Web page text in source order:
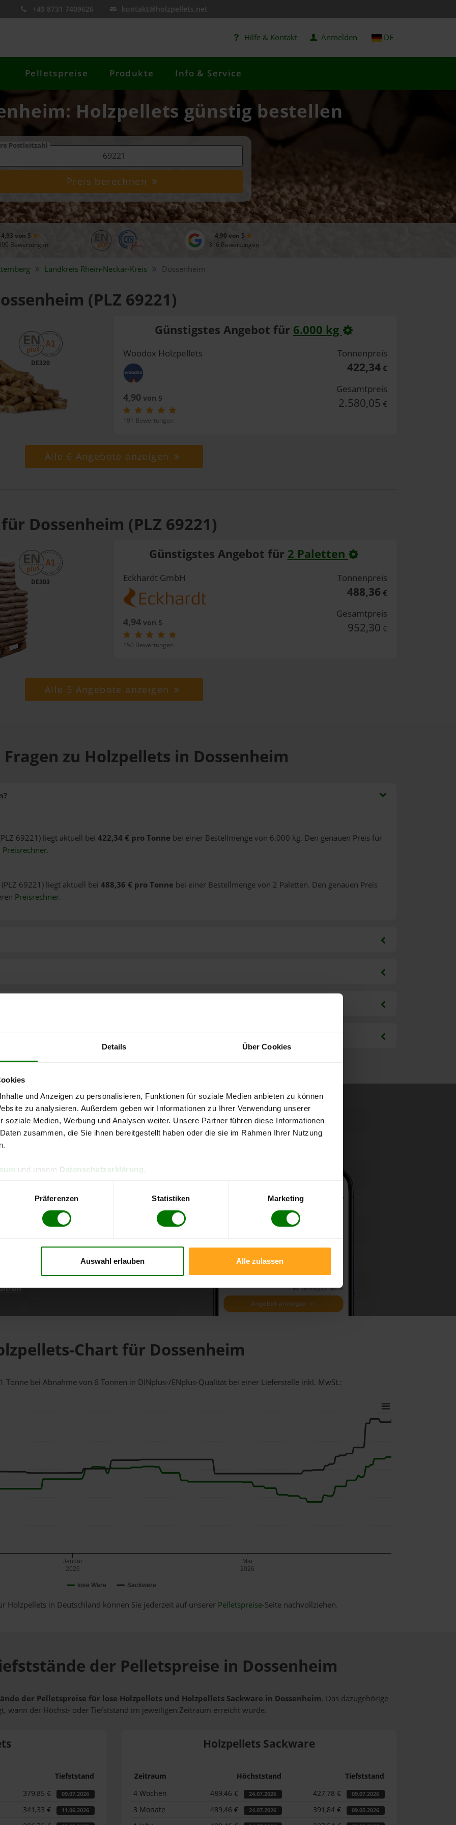
Details Über Cookies
und Anzeigen zu personalisieren, Funktionen für soziale Medien anbieten zu können
zu analysieren. Außerdem geben wir Informationen zu Ihrer Verwendung unserer
soziale Medien, Werbung und Analysen weiter. Unsere Partner führen diese Informationen
zusammen, die Sie ihnen bereitgestellt haben oder die sie im Rahmen Ihrer Nutzung
und unsere Datenschutzerklärung
Präferenzen Statistiken Marketing
Auswahl erlauben Alle zulassen
+49 8731 7409626 kontakt@holzpellets.net
Hilfe & Kontakt Anmelden DE
Pelletspreise Produkte Info & Service
Holzpellets günstig bestellen
Postleitzahl
Preis berechnen
4,93 von 5
Bewertungen
4,90 von 5
316 Bewertungen
Landkreis Rhein-Neckar-Kreis Dossenheim
(PLZ 69221)
DE320
Günstigstes Angebot für 6.000 kg
Woodox Holzpellets
4,90 von 5
191 Bewertungen
Tonnenpreis
422,34€
Gesamtpreis
2.580,05 €
Alle 6 Angebote anzeigen
Dossenheim (PLZ 69221)
DE303
Günstigstes Angebot für 2 Paletten
Eckhardt GmbH
4,94von 5
150 Bewertungen
Tonnenpreis
488,36 €
Gesamtpreis
952,30 €
Alle 5 Angebote anzeigen
zu Holzpellets in Dossenheim
69221) liegt aktuell bei 422,34 € pro Tonne bei einer Bestellmenge von 6.000 kg. Den genauen Preis für
Preisrechner.
69221) liegt aktuell bei 488,36 € pro Tonne bei einer Bestellmenge von 2 Paletten. Den genauen Preis
Preisrechner.
kostenlose
direkt online bestellen
aktuellen Stand
Chart für Dossenheim
Tonne bei Abnahmevon 6 Tonnen in DINplus-/ENplus-Qualität bei einer Lieferstelle inkl. MwSt.:
lose Ware Sackware
Januar
2026
Mai
2026
Holzpellets in Deutschland können Sie jederzeit auf unserer Pelletspreise-Seite nachvollziehen.
der Pelletspreise in Dossenheim
der Pelletspreise für lose Holzpellets und Holzpellets Sackware in Dossenheim. Das dazugehörige
wann der Höchst- oder Tiefststand im jeweiligen Zeitraum erreicht wurde.
Tiefststand
379,85 € 09.07.2026
341,33 € 11.06.2026
Holzpellets Sackware
Zeitraum Höchststand
Tiefststand
4 Wochen
489,46 € 24.07.2026 427,78 € 09.07.2026
3 Monate 489,46 € 24.07.2026 391,84 € 09.05.2026